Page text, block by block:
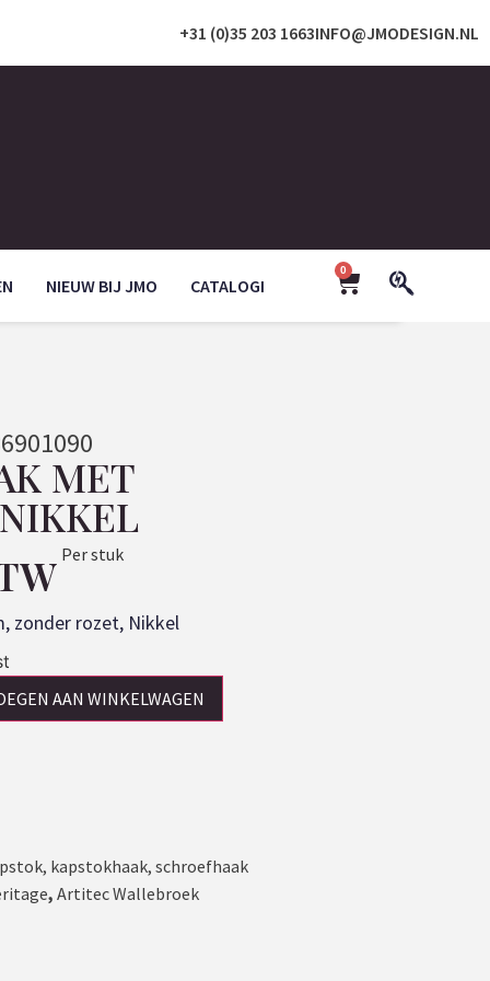
INFO@JMODESIGN.NL
+31 (0)35 203 1663
NIEUW BIJ JMO CATALOGI
0
MET
Per stuk
zonder rozet, Nikkel
AAN WINKELWAGEN
, kapstokhaak, schroefhaak
, Artitec Wallebroek